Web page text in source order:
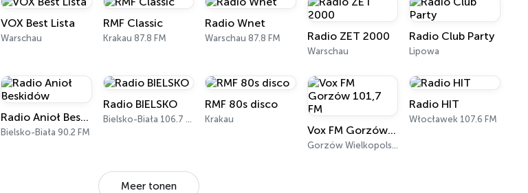
VOX Best Lista
Warschau
RMF Classic
Krakau 87.8 FM
Radio Wnet
Warschau 87.8 FM Radio ZET 2000
Warschau
Radio Club Party
Lipowa
Radio Anioł Beskidów
Bielsko-Biała 90.2 FM
Radio BIELSKO
Bielsko-Biała 106.7 FM
RMF 80s disco
Krakau
Vox FM Gorzów 101,7 FM
Gorzów Wielkopolski 101.7 FM
Radio HIT
Włocławek 107.6 FM
Meer tonen